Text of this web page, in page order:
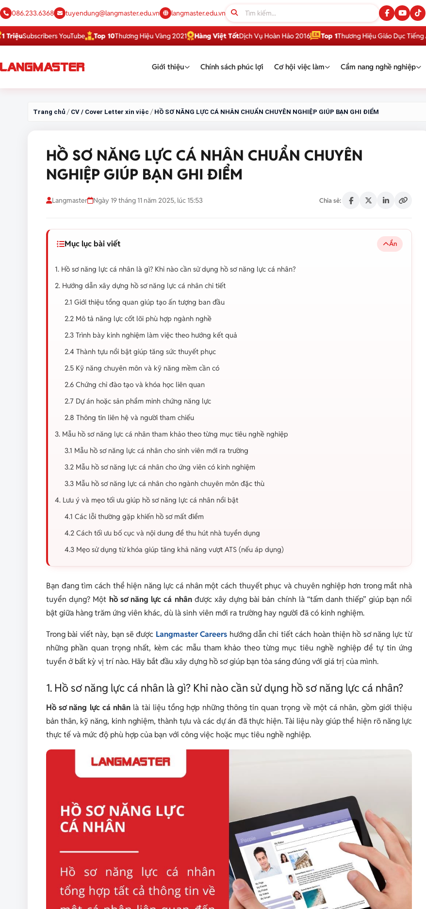
086.233.6368 tuyendung@langmaster.edu.vn langmaster.edu.vn
YouTube Top 10Thương Hiệu Vàng 2021 Hàng Việt TốtDịch Vụ Hoàn Hảo 2016 Top 1Thương Hiệu Giáo Dục Tiếng Anh
Giới thiệu Chính sách phúc lợi Cơ hội việc làm Cẩm nang nghề nghiệp
Trang chủ / CV / Cover Letter xin việc / HỒ SƠ NĂNG LỰC CÁ NHÂN CHUẨN CHUYÊN NGHIỆP GIÚP BẠN GHI ĐIỂM
HỒ SƠ NĂNG LỰC CÁ NHÂN CHUẨN CHUYÊN
NGHIỆP GIÚP BẠN GHI ĐIỂM
Langmaster Ngày 19 tháng 11 năm 2025, lúc 15:53 Chia sẻ:
Mục lục bài viết Ẩn
1. Hồ sơ năng lực cá nhân là gì? Khi nào cần sử dụng hồ sơ năng lực cá nhân?
2. Hướng dẫn xây dựng hồ sơ năng lực cá nhân chi tiết
2.1 Giới thiệu tổng quan giúp tạo ấn tượng ban đầu
2.2 Mô tả năng lực cốt lõi phù hợp ngành nghề
2.3 Trình bày kinh nghiệm làm việc theo hướng kết quả
2.4 Thành tựu nổi bật giúp tăng sức thuyết phục
2.5 Kỹ năng chuyên môn và kỹ năng mềm cần có
2.6 Chứng chỉ đào tạo và khóa học liên quan
2.7 Dự án hoặc sản phẩm minh chứng năng lực
2.8 Thông tin liên hệ và người tham chiếu
3. Mẫu hồ sơ năng lực cá nhân tham khảo theo từng mục tiêu nghề nghiệp
3.1 Mẫu hồ sơ năng lực cá nhân cho sinh viên mới ra trường
3.2 Mẫu hồ sơ năng lực cá nhân cho ứng viên có kinh nghiệm
3.3 Mẫu hồ sơ năng lực cá nhân cho ngành chuyên môn đặc thù
4. Lưu ý và mẹo tối ưu giúp hồ sơ năng lực cá nhân nổi bật
4.1 Các lỗi thường gặp khiến hồ sơ mất điểm
4.2 Cách tối ưu bố cục và nội dung để thu hút nhà tuyển dụng
4.3 Mẹo sử dụng từ khóa giúp tăng khả năng vượt ATS (nếu áp dụng)
Bạn đang tìm cách thể hiện năng lực cá nhân một cách thuyết phục và chuyên nghiệp hơn trong mắt nhà
tuyển dụng? Một hồ sơ năng lực cá nhânđược xây dựng bài bản chính là “tấm danh thiếp” giúp bạn nổi
bật giữa hàng trăm ứng viên khác, dù là sinh viên mới ra trường hay người đã có kinh nghiệm.
Trong bài viết này, bạn sẽ được Langmaster Careers hướng dẫn chi tiết cách hoàn thiện hồ sơ năng lực từ
những phần quan trọng nhất, kèm các mẫu tham khảo theo từng mục tiêu nghề nghiệp để tự tin ứng
tuyển ở bất kỳ vị trí nào. Hãy bắt đầu xây dựng hồ sơ giúp bạn tỏa sáng đúng với giá trị của mình.
1. Hồ sơ năng lực cá nhân là gì? Khi nào cần sử dụng hồ sơ năng lực cá nhân?
Hồ sơ năng lực cá nhân là tài liệu tổng hợp những thông tin quan trọng về một cá nhân, gồm giới thiệu
bản thân, kỹ năng, kinh nghiệm, thành tựu và các dự án đã thực hiện. Tài liệu này giúp thể hiện rõ năng lực
thực tế và mức độ phù hợp của bạn với công việc hoặc mục tiêu nghề nghiệp.